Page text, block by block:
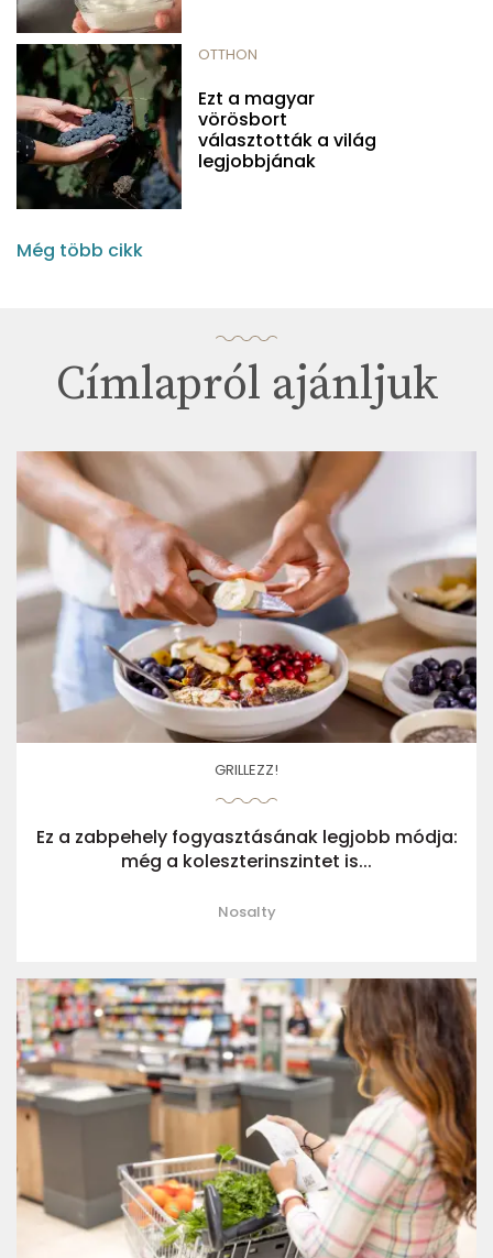
OTTHON
Ezt a magyar
vörösbort
választották a világ
legjobbjának
Még több cikk
Címlapról ajánljuk
GRILLEZZ!
Ez a zabpehely fogyasztásának legjobb módja:
még a koleszterinszintet is...
Nosalty